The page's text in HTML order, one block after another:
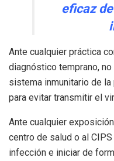
eficaz
Ante cualquier práctica
diagnóstico temprano,
sistema inmunitario de
para evitar transmitir el
Ante cualquier
centro de salud o al
infección e iniciar de